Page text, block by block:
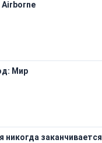
Airborne
Мир
никогда заканчивается